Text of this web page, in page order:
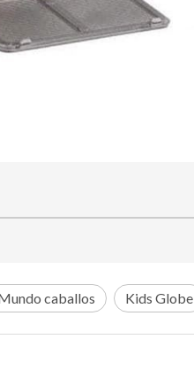
caballos Kids Globe